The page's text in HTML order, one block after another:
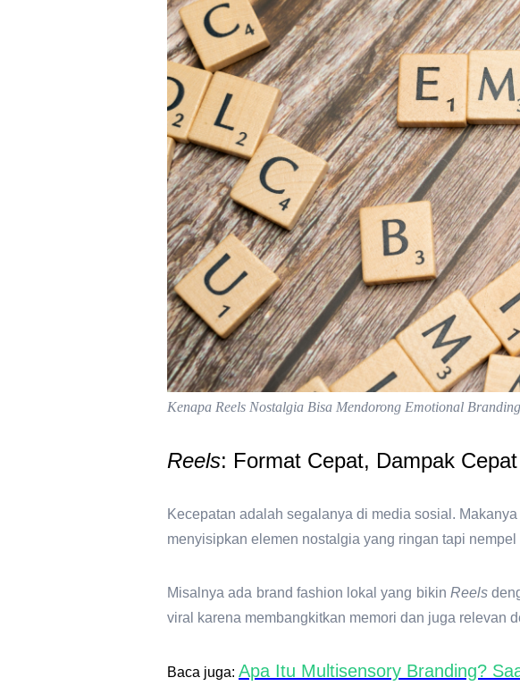
Kenapa Reels Nostalgia Bisa Mendorong Emotional
Reels: Format Cepat, Dampak Cepat
Kecepatan adalah segalanya di media sosial. Makanya
menyisipkan elemen nostalgia yang ringan tapi nempel
Misalnya ada brand fashion lokal yang bikin Reels
viral karena membangkitkan memori dan juga relevan
Baca juga: Apa Itu Multisensory Branding?